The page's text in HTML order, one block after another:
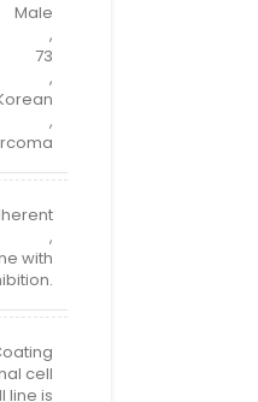
Male
,
73
,
,
,
with
cell
line is